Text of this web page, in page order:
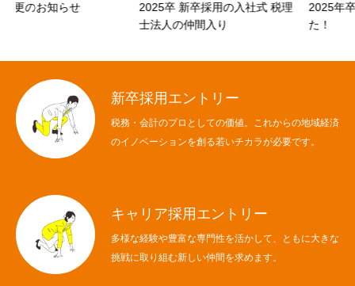
2025卒 新卒採用の入社式 税理
2025年卒 内定式を行いまし
た！
新卒採用エントリー
税務・会計のプロとしての価値。これからの地域経済
のイノベーションを創る若いチカラが必要です。
キャリア採用エントリー
多様な経験や豊富な専門性を活かして、ともに大きな
挑戦に取り組む新しい仲間を求めます。